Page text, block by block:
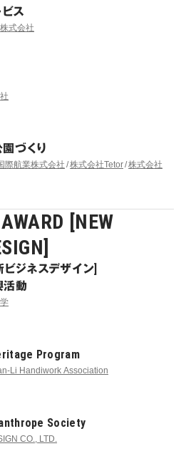
ス
式会社
づくり
際航業株式会社 株式会社Tetor 株式会社
[NEW
ビジネスデザイン]
活動
Program
Li Handiwork Association
Society
CO., LTD.